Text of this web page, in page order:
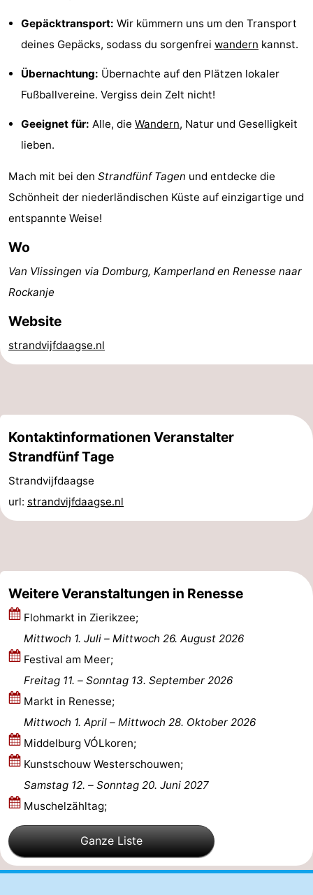
Schwimmbader
-
Reiten
Golfplatze
Surfen
-
Sportangeln
Tauchen
Seehunden
Essen
Forum
-
Parken
Reisebuchshop
Adressen
Region
-
Leiden
Bollenstreek
-
Natur
Duin
Katwijk
-
Den
Haag
-
Rotterdam
-
Rockanje
Zeeland
Gepäcktransport: Wir kümmern uns um den Transport
deines Gepäcks, sodass du sorgenfrei wandern kannst.
Übernachtung: Übernachte auf den Plätzen lokaler
Fußballvereine. Vergiss dein Zelt nicht!
Geeignet für: Alle, die Wandern, Natur und Geselligkeit
lieben.
Mach mit bei den Strandfünf Tagen und entdecke die
Schönheit der niederländischen Küste auf einzigartige und
entspannte Weise!
Wo
Van Vlissingen via Domburg, Kamperland en Renesse naar
Rockanje
Website
strandvijfdaagse.nl
Kontaktinformationen Veranstalter
Strandfünf Tage
Strandvijfdaagse
url: strandvijfdaagse.nl
Weitere Veranstaltungen in Renesse
Flohmarkt in Zierikzee;
Mittwoch 1. Juli – Mittwoch 26. August 2026
Festival am Meer;
Freitag 11. – Sonntag 13. September 2026
Markt in Renesse;
Mittwoch 1. April – Mittwoch 28. Oktober 2026
Middelburg VÓLkoren;
Kunstschouw Westerschouwen;
Samstag 12. – Sonntag 20. Juni 2027
Muschelzähltag;
Ganze Liste